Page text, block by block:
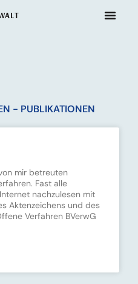
- PUBLIKATIONEN
mir betreuten
Fast alle
nachzulesen mit
Aktenzeichens und des
Verfahren BVerwG